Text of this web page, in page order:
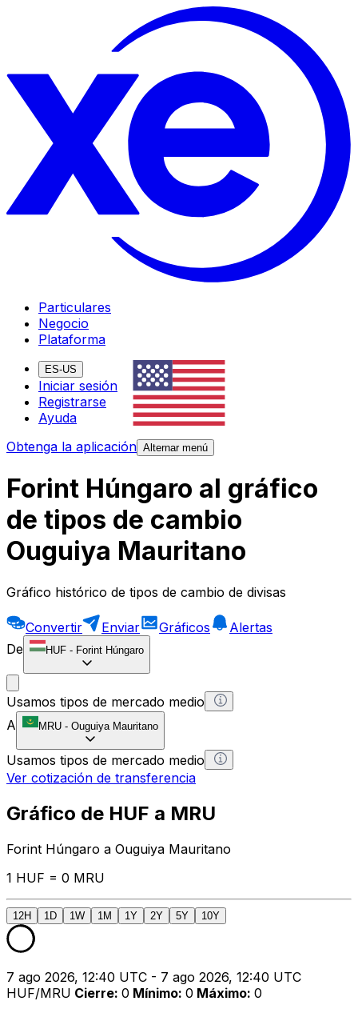
Particulares
Negocio
Plataforma
ES-US
Iniciar sesión
Registrarse
Ayuda
Obtenga la aplicación Alternar menú
Forint Húngaro al gráfico
de tipos de cambio
Ouguiya Mauritano
Gráfico histórico de tipos de cambio de divisas
Convertir Enviar Gráficos
Alertas
De
HUF - Forint Húngaro
Usamos tipos de mercado medio
A
MRU - Ouguiya Mauritano
Usamos tipos de mercado medio
Ver cotización de transferencia
Gráfico de HUF a MRU
Forint Húngaro a Ouguiya Mauritano
1 HUF = 0 MRU
12H 1D 1W 1M 1Y 2Y 5Y 10Y
7 ago 2026, 12:40 UTC - 7 ago 2026, 12:40 UTC
HUF/MRU Cierre: 0 Mínimo: 0 Máximo: 0